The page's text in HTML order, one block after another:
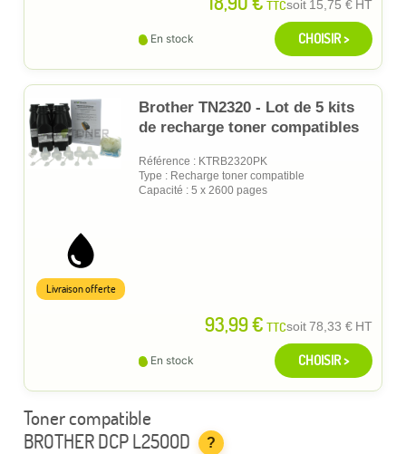
TTCsoit 15,75 € HT
En stock CHOISIR >
Brother TN2320 - Lot de 5 kits
de recharge toner compatibles
Référence : KTRB2320PK
Type : Recharge toner compatible
Capacité : 5 x 2600 pages
93,99 € TTCsoit78,33 € HT
Livraison offerte
En stock CHOISIR >
Toner compatible
BROTHER DCP L2500D
?